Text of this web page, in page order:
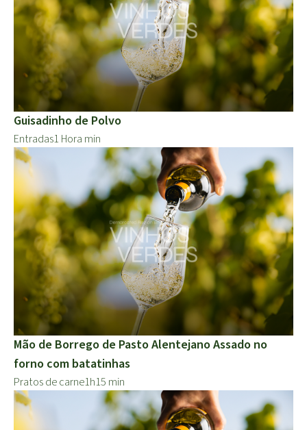
Guisadinho de Polvo
Entradas1 Hora min
Mão de Borrego de Pasto Alentejano Assado no
forno com batatinhas
Pratos de carne1h15 min